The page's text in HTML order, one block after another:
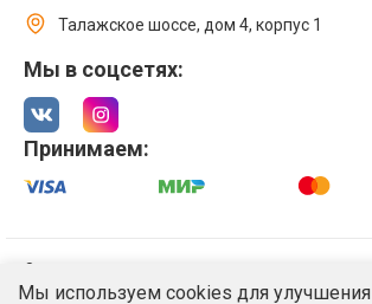
Талажское шоссе, дом 4, корпус 1
Мы в соцсетях:
Принимаем:
Политика обработки персональных данных
Мы используем cookies для улучшения